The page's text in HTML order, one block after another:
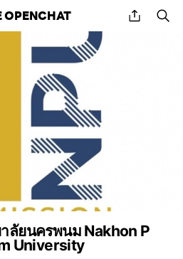
OPENCHAT share
ลัยนครพนม Nakhon P
University